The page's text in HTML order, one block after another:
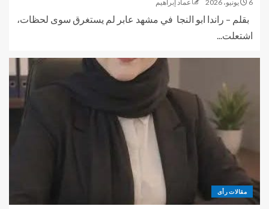
6 يونيو، 2026 عماد إبراهيم
بقلم – راندا ابو النجا في مشهد عابر لم يستغرق سوى لحظات،
اشتعلت...
مقالات رأى